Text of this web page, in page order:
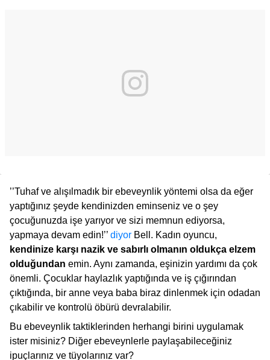
’’Tuhaf ve alışılmadık bir ebeveynlik yöntemi olsa da eğer
yaptığınız şeyde kendinizden eminseniz ve o şey
çocuğunuzda işe yarıyor ve sizi memnun ediyorsa,
yapmaya devam edin!’’ diyor Bell. Kadın oyuncu,
kendinize karşı nazik ve sabırlı olmanın oldukça elzem
olduğundan emin. Aynı zamanda, eşinizin yardımı da çok
önemli. Çocuklar haylazlık yaptığında ve iş çığırından
çıktığında, bir anne veya baba biraz dinlenmek için odadan
çıkabilir ve kontrolü öbürü devralabilir.
Bu ebeveynlik taktiklerinden herhangi birini uygulamak
ister misiniz? Diğer ebeveynlerle paylaşabileceğiniz
ipuçlarınız ve tüyolarınız var?